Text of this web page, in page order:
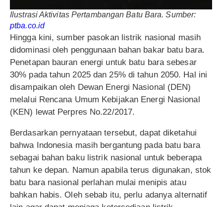
Ilustrasi Aktivitas Pertambangan Batu Bara. Sumber:
ptba.co.id
Hingga kini, sumber pasokan listrik nasional masih
didominasi oleh penggunaan bahan bakar batu bara.
Penetapan bauran energi untuk batu bara sebesar
30% pada tahun 2025 dan 25% di tahun 2050. Hal ini
disampaikan oleh Dewan Energi Nasional (DEN)
melalui Rencana Umum Kebijakan Energi Nasional
(KEN) lewat Perpres No.22/2017.
Berdasarkan pernyataan tersebut, dapat diketahui
bahwa Indonesia masih bergantung pada batu bara
sebagai bahan baku listrik nasional untuk beberapa
tahun ke depan. Namun apabila terus digunakan, stok
batu bara nasional perlahan mulai menipis atau
bahkan habis. Oleh sebab itu, perlu adanya alternatif